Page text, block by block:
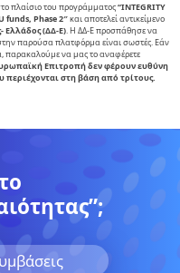
πλαίσιο του προγράμματος“INTEGRITY
funds, Phase 2″και αποτελεί αντικείµενο
Ελλάδος (ΔΔ-Ε). Η ΔΔ-Ε προσπάθησε να
παρούσα πλατφόρμα είναι σωστές. Εάν
παρακαλούμε να μας το αναφέρετε
Επιτροπή δεν φέρουν ευθύνη
περιέχονται στη βάση από τρίτους.